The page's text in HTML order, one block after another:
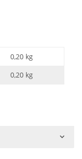
0,20 kg
0,20 kg